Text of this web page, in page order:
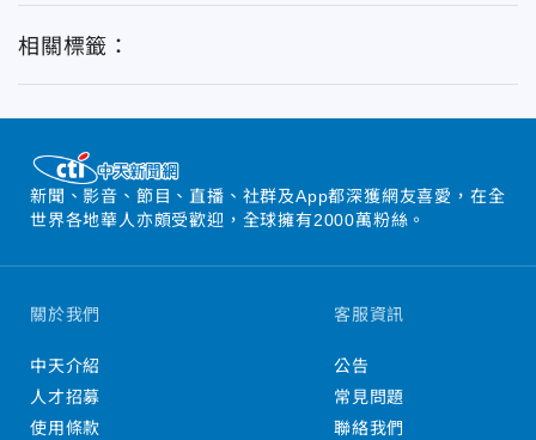
相關標籤：
新聞、影音、節目、直播、社群及App都深獲網友喜愛，在全
世界各地華人亦頗受歡迎，全球擁有2000萬粉絲。
關於我們
中天介紹
人才招募
使用條款
客服資訊
公告
常見問題
聯絡我們